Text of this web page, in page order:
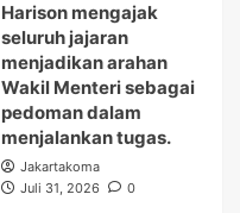
Harison mengajak
seluruh jajaran
menjadikan arahan
Wakil Menteri sebagai
pedoman dalam
menjalankan tugas.
Jakartakoma
Juli 31, 2026
0